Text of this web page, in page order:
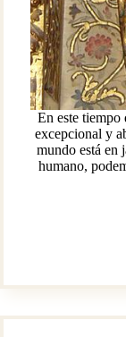
En este tiempo
excepcional y
mundo está en
humano,